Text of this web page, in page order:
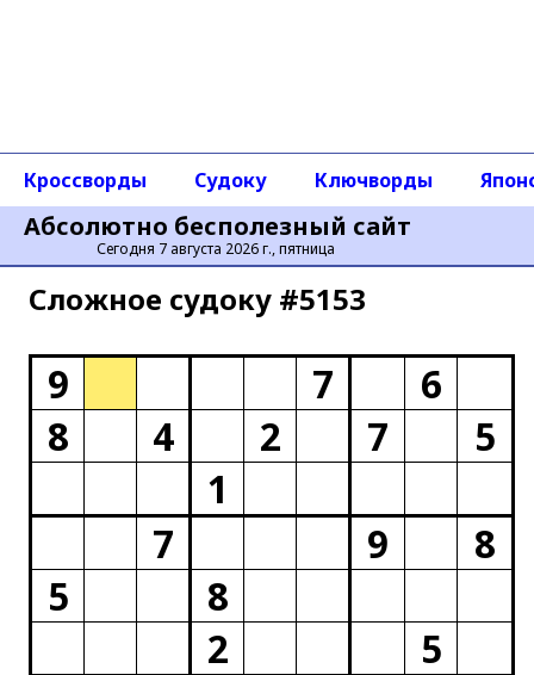
Абсолютно бесполезный сайт
Сегодня 7 августа 2026 г., пятница
Кроссворды Судоку Ключворды
Сложное cудоку #5153
9 7
6
8
4 2 7
5
1
7
9
8
5
8
2
5